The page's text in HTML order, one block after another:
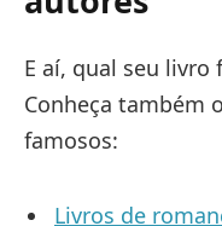
E aí, qual seu livro
Conheça também
famosos:
Livros de